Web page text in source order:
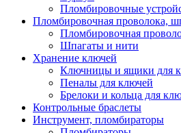
Пломбировочные
Пломбировочная проволока,
Пломбировочная
Шпагаты и нити
Хранение ключей
Ключницы и ящики для
Пеналы для ключей
Брелоки и кольца для
Контрольные браслеты
Инструмент, пломбираторы